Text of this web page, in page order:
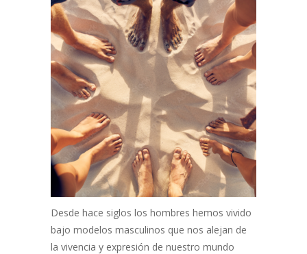
Desde hace siglos los hombres hemos vivido
bajo modelos masculinos que nos alejan de
la vivencia y expresión de nuestro mundo